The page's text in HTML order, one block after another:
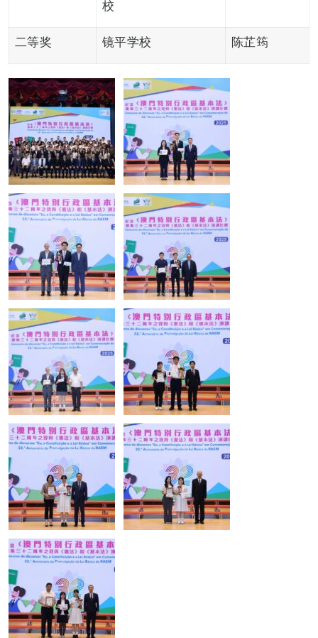
校
二等奖 镜平学校 陈芷筠